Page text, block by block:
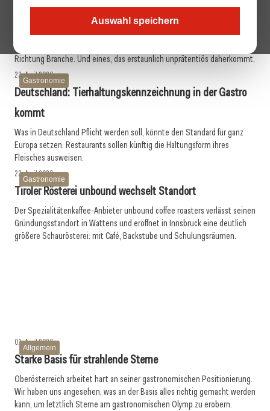
Auswahl speichern
Brau Union Campus: Neue Zentrale, neues
Der neue Brau Union Campus in der Linzer Tabakfabrik ist ein Signal in
Richtung Branche. Und eines, das erstaunlich unprätentiös daherkommt.
Gastronomie
22. April 2026
Deutschland: Tierhaltungskennzeichnung in der Gastro
kommt
Was in Deutschland Pflicht werden soll, könnte den Standard für ganz
Europa setzen: Restaurants sollen künftig die Haltungsform ihres
Fleisches ausweisen.
Gastronomie
22. April 2026
Tiroler Rösterei unbound wechselt Standort
Der Spezialitätenkaffee-Anbieter unbound coffee roasters verlässt seinen
Gründungsstandort in Wattens und eröffnet in Innsbruck eine deutlich
größere Schaurösterei: mit Café, Backstube und Schulungsräumen.
10. April 2026
Allgemein
01. April 2026
Starke Basis für strahlende Sterne
Oberösterreich arbeitet hart an seiner gastronomischen Positionierung.
Wir haben uns angesehen, was an der Basis alles richtig gemacht werden
kann, um letztlich Sterne am gastronomischen Olymp zu erobern.